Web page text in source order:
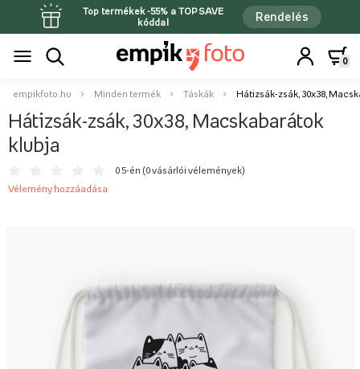
Top termékek -55% a TOPSAVE
kóddal
Rendelés
0
empikfoto.hu Minden termék Táskák Hátizsák-zsák, 30x38,
Hátizsák-zsák, 30x38, Macskabarátok
klubja
0 5-én (0 vásárlói vélemények)
Vélemény hozzáadása